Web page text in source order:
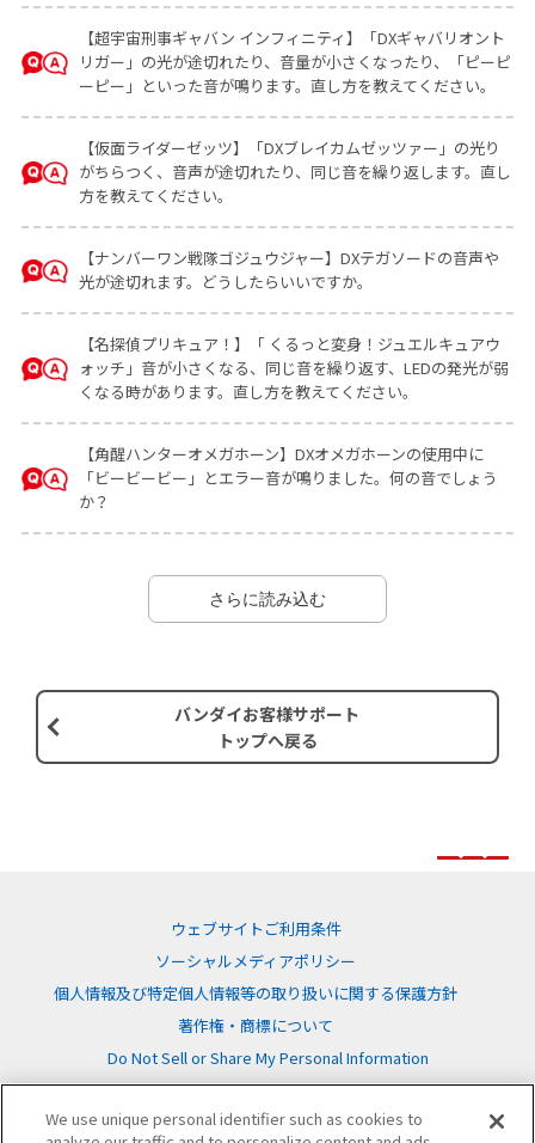
【超宇宙刑事ギャバン インフィニティ】「DXギャバリオント
リガー」の光が途切れたり、音量が小さくなったり、「ピーピ
ーピー」といった音が鳴ります。直し方を教えてください。
【仮面ライダーゼッツ】「DXブレイカムゼッツァー」の光り
がちらつく、音声が途切れたり、同じ音を繰り返します。直し
方を教えてください。
【ナンバーワン戦隊ゴジュウジャー】DXテガソードの音声や
光が途切れます。どうしたらいいですか。
【名探偵プリキュア！】「 くるっと変身！ジュエルキュアウ
ォッチ」音が小さくなる、同じ音を繰り返す、LEDの発光が弱
くなる時があります。直し方を教えてください。
【角醒ハンターオメガホーン】DXオメガホーンの使用中に
「ビービービー」とエラー音が鳴りました。何の音でしょう
か？
さらに読み込む
バンダイお客様サポート
トップへ戻る
ウェブサイトご利用条件
ソーシャルメディアポリシー
個人情報及び特定個人情報等の取り扱いに関する保護方針
著作権・商標について
Do Not Sell or Share My Personal Information
We use unique personal identifier such as cookies to